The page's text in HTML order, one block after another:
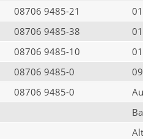
08706 9485-21 01
08706 9485-38 01
08706 9485-10 01
08706 9485-0
08706 9485-0